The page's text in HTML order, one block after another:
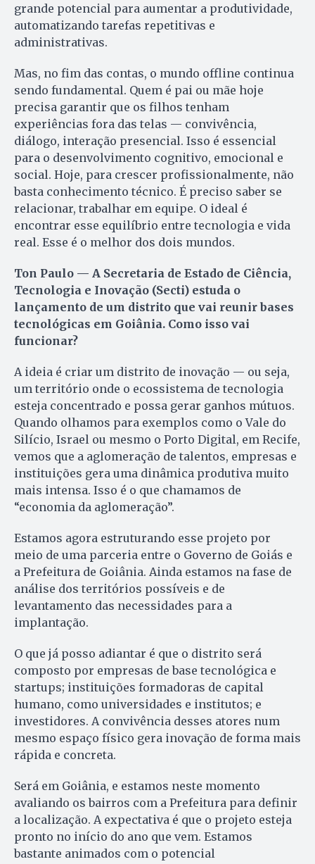
grande potencial para aumentar a produtividade,
automatizando tarefas repetitivas e
administrativas.
Mas, no fim das contas, o mundo offline continua
sendo fundamental. Quem é pai ou mãe hoje
precisa garantir que os filhos tenham
experiências fora das telas — convivência,
diálogo, interação presencial. Isso é essencial
para o desenvolvimento cognitivo, emocional e
social. Hoje, para crescer profissionalmente, não
basta conhecimento técnico. É preciso saber se
relacionar, trabalhar em equipe. O ideal é
encontrar esse equilíbrio entre tecnologia e vida
real. Esse é o melhor dos dois mundos.
Ton Paulo — A Secretaria de Estado de Ciência,
Tecnologia e Inovação (Secti) estuda o
lançamento de um distrito que vai reunir bases
tecnológicas em Goiânia. Como isso vai
funcionar?
A ideia é criar um distrito de inovação — ou seja,
um território onde o ecossistema de tecnologia
esteja concentrado e possa gerar ganhos mútuos.
Quando olhamos para exemplos como o Vale do
Silício, Israel ou mesmo o Porto Digital, em Recife,
vemos que a aglomeração de talentos, empresas e
instituições gera uma dinâmica produtiva muito
mais intensa. Isso é o que chamamos de
“economia da aglomeração”.
Estamos agora estruturando esse projeto por
meio de uma parceria entre o Governo de Goiás e
a Prefeitura de Goiânia. Ainda estamos na fase de
análise dos territórios possíveis e de
levantamento das necessidades para a
implantação.
O que já posso adiantar é que o distrito será
composto por empresas de base tecnológica e
startups; instituições formadoras de capital
humano, como universidades e institutos; e
investidores. A convivência desses atores num
mesmo espaço físico gera inovação de forma mais
rápida e concreta.
Será em Goiânia, e estamos neste momento
avaliando os bairros com a Prefeitura para definir
a localização. A expectativa é que o projeto esteja
pronto no início do ano que vem. Estamos
bastante animados com o potencial